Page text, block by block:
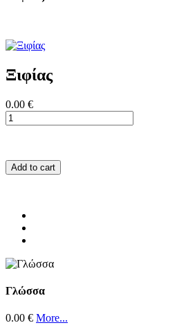
Ξιφίας
0.00 €
Add to cart
Γλώσσα
0.00 € More...